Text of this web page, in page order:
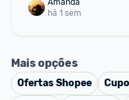
há 1 sem
Mais opções
OfertasShopee